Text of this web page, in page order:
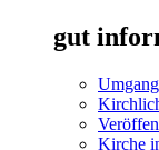
gut
Kirche